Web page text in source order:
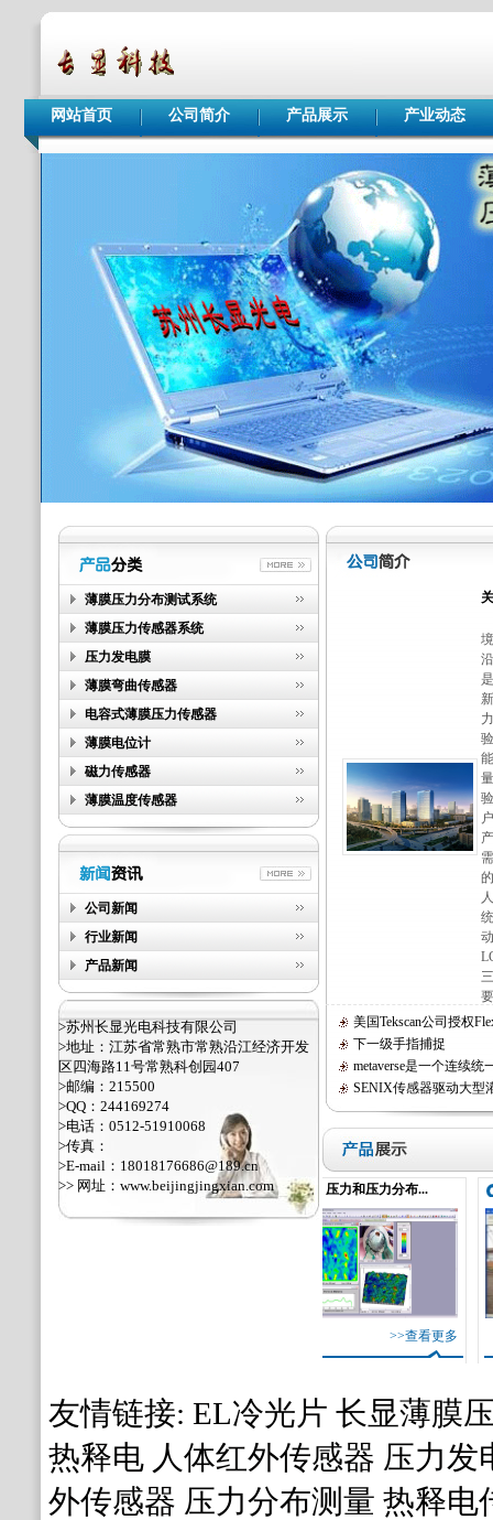
网站首页 公司简介 产品展示 产业动态
薄膜压力分布测试系统
薄膜压力传感器系统
压力发电膜
薄膜弯曲传感器
电容式薄膜压力传感器
薄膜电位计
磁力传感器
薄膜温度传感器
公司新闻
行业新闻
产品新闻
>苏州长显光电科技有限公司
>地址：江苏省常熟市常熟沿江经济开发
区四海路11号常熟科创园407
>邮编：215500
>QQ：244169274
>电话：0512-51910068
>传真：
>E-mail：18018176686@189.cn
>> 网址： www.beijingjingxian.com
美国Tekscan公司授权
下一级手指捕捉
metaverse是一个连续统
SENIX传感器驱动大型
压力和压力分布... 压力和压力分布...
>>查看更多
友情链接: EL冷光片 长显薄膜
热释电 人体红外传感器 压力发
外传感器 压力分布测量 热释电